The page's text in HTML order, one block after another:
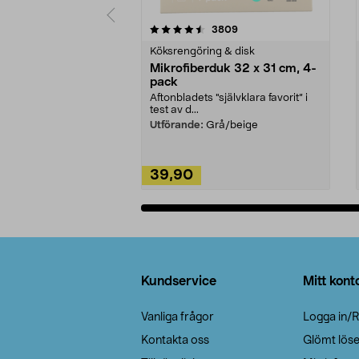
3809recensioner
Köksrengöring & disk
Mikrofiberduk 32 x 31 cm, 4-
pack
Aftonbladets "självklara favorit” i
test av d...
Utförande: Grå/beige
39,90
4.0av 5 stjärnor
Kundservice
Vanliga frågor
Kontakta oss
Mitt
Logga in/
Glömt